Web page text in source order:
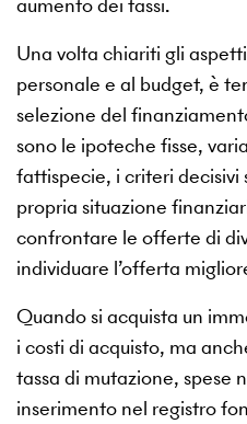
Una volta chiariti gli
personale e al budget, è
selezione del
sono le ipoteche fisse,
fattispecie, i criteri decisivi
propria situazione
confrontare le offerte di
individuare l’offerta
Quando si acquista un
i costi di acquisto, ma
tassa di mutazione, spese
inserimento nel registro